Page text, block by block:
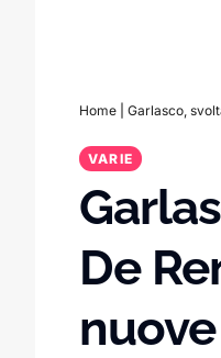
Home Garlasco,
VARIE
De